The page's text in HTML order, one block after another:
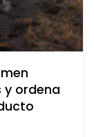
ordena